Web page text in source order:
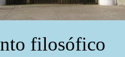
filosófico